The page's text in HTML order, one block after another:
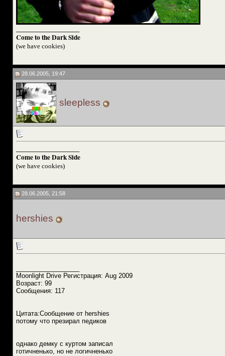
Come to the Dark Side
(we have cookies)
28.06.2005, 19:47
sleepless
Come to the Dark Side
(we have cookies)
28.06.2005, 21:58
hershies
Moonlight Drive Регистрация: Aug 2009
Возраст: 99
Сообщения: 117
Цитата:Сообщение от hershies
потому что презирал педиков
однако демку с куртом записал
готичненько, но не логичненько